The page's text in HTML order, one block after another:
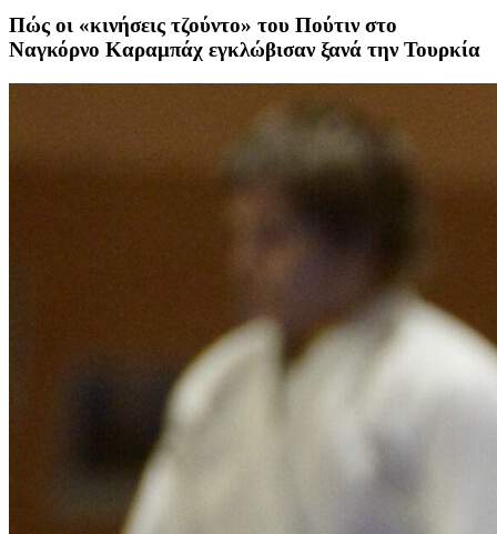
Πώς οι «κινήσεις τζούντο» του Πούτιν στο
Ναγκόρνο Καραμπάχ εγκλώβισαν ξανά την Τουρκία